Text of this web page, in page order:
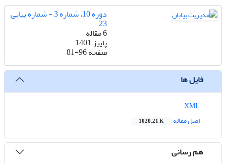
دوره 10، شماره 3 - شماره پیاپی
23
6 مقاله
پاییز 1401
صفحه81-96
فایل ها
اصل مقاله
1020.21 K
هم رسانی